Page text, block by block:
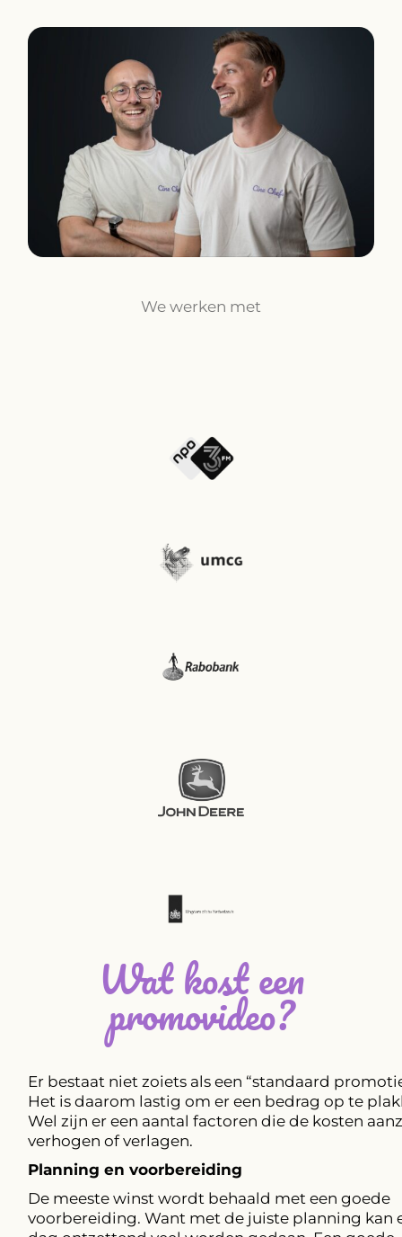
We werken met
Wat kost een
promovideo?
Er bestaat niet zoiets als een “standaard
Het is daarom lastig om er een bedrag op te
Wel zijn er een aantal factoren die de kosten
verhogen of verlagen.
Planning en voorbereiding
De meeste winst wordt behaald met een goede
voorbereiding. Want met de juiste planning kan